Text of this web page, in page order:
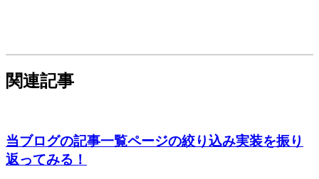
関連記事
当ブログの記事一覧ページの絞り込み実装を振り
返ってみる！